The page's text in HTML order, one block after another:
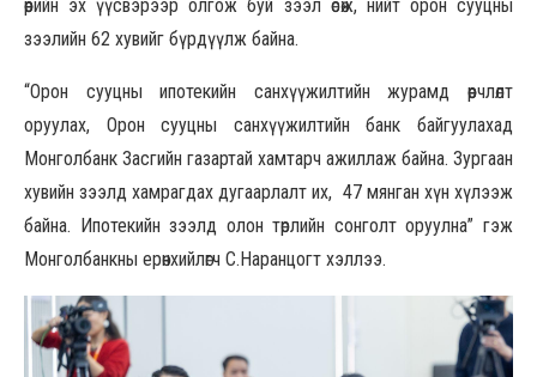
өөрийн эх үүсвэрээр олгож буй зээл өсөж, нийт орон сууцны
зээлийн 62 хувийг бүрдүүлж байна.
“Орон сууцны ипотекийн санхүүжилтийн журамд өөрчлөлт
оруулах, Орон сууцны санхүүжилтийн банк байгуулахад
Монголбанк Засгийн газартай хамтарч ажиллаж байна. Зургаан
хувийн зээлд хамрагдах дугаарлалт их, 47 мянган хүн хүлээж
байна. Ипотекийн зээлд олон төрлийн сонголт оруулна” гэж
Монголбанкны ерөнхийлөгч С.Наранцогт хэллээ.